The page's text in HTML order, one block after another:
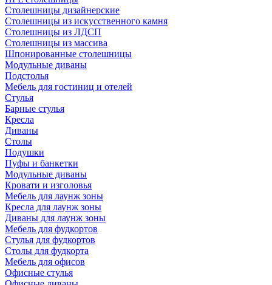
Столешницы дизайнерские
Столешницы из искусственного камня
Столешницы из ЛДСП
Столешницы из массива
Шпонированные столешницы
Модульные диваны
Подстолья
Мебель для гостиниц и отелей
Стулья
Барные стулья
Кресла
Диваны
Столы
Подушки
Пуфы и банкетки
Модульные диваны
Кровати и изголовья
Мебель для лаунж зоны
Кресла для лаунж зоны
Диваны для лаунж зоны
Мебель для фудкортов
Стулья для фудкортов
Столы для фудкорта
Мебель для офисов
Офисные стулья